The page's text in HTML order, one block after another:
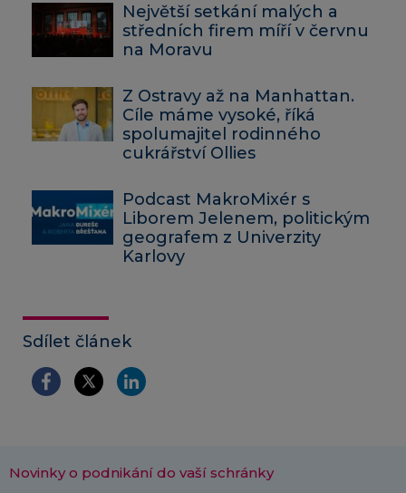
Největší setkání malých a
středních firem míří v červnu
na Moravu
Z Ostravy až na Manhattan.
Cíle máme vysoké, říká
spolumajitel rodinného
cukrářství Ollies
Podcast MakroMixér s
Liborem Jelenem, politickým
geografem z Univerzity
Karlovy
Sdílet článek
Novinky o podnikání do vaší schránky